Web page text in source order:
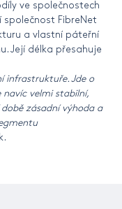
ve společnostech
společnost FibreNet
a vlastní páteřní
Její délka přesahuje
infrastruktuře. Jde o
navíc velmi stabilní,
době zásadní výhoda a